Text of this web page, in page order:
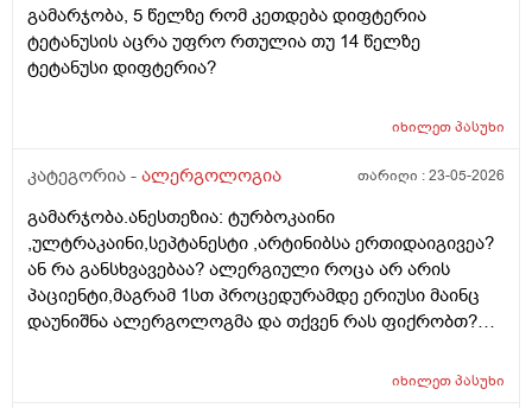
გამარჯობა, 5 წელზე რომ კეთდება დიფტერია
ტეტანუსის აცრა უფრო რთულია თუ 14 წელზე
ტეტანუსი დიფტერია?
იხილეთპასუხი
კატეგორია - ალერგოლოგია თარიღი :23-05-2026
გამარჯობა.ანესთეზია: ტურბოკაინი
,ულტრაკაინი,სეპტანესტი ,არტინიბსა ერთიდაიგივეა?
ან რა განსხვავებაა? ალერგიული როცა არ არის
პაციენტი,მაგრამ 1სთ პროცედურამდე ერიუსი მაინც
დაუნიშნა ალერგოლოგმა და თქვენ რას ფიქრობთ?
მაინც და როდის ჯობია წინა დღით გაკეთება თუ 1
იხილეთპასუხი